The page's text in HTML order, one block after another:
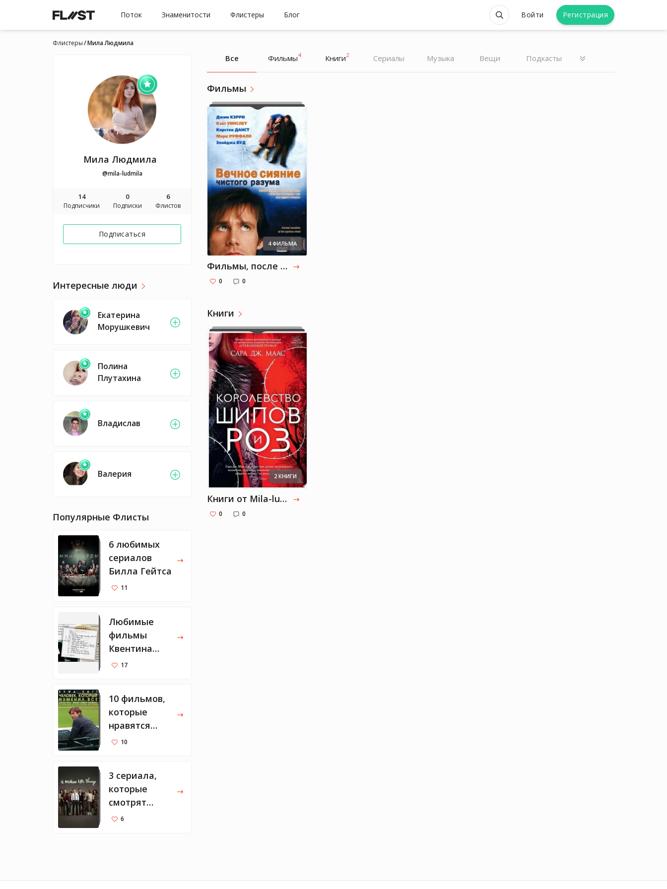
Поток Знаменитости Флистеры Блог Войти Регистрация
Флистеры Мила Людмила
Мила Людмила
@mila-ludmila
14
Подписчики
0
Подписки
6
Флистов
Подписаться
Интересные люди
Екатерина
Морушкевич
Полина
Плутахина
Владислав
Валерия
Популярные Флисты
6 любимых
сериалов
Билла Гейтса
11
Любимые
фильмы
Квентина
Тарантино
17
10 фильмов,
которые
нравятся
Марку
10
3 сериала,
которые
смотрят
Мелинда и
6
Все Фильмы4 Книги2 Cериалы Музыка Вещи Подкасты
Фильмы
4 ФИЛЬМА
Фильмы, после которых хочется думать
Мила Людмила
0 0
Книги
2 КНИГИ
Книги от Mila-ludmila: Часть 1
Мила Людмила
0 0